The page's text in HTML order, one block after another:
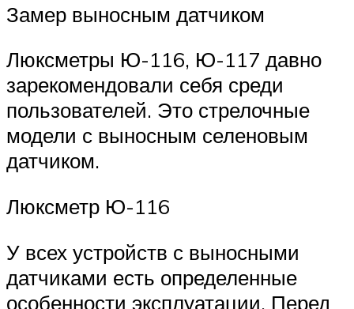
Замер выносным датчиком
Люксметры Ю-116, Ю-117 давно
зарекомендовали себя среди
пользователей. Это стрелочные
модели с выносным селеновым
датчиком.
Люксметр Ю-116
У всех устройств с выносными
датчиками есть определенные
особенности эксплуатации. Перед